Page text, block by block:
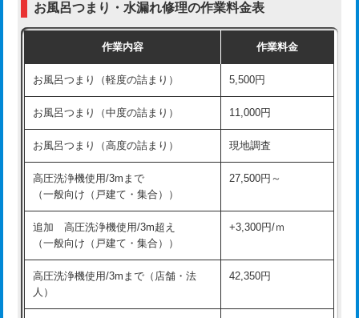
交換・取付（普通便座） 11,000円+材料費
交換・取付（温水洗浄便座） 16,500円+材料費
交換・取付(単水栓（壁付・デッキ
式）)
13,200円+材料費
交換・取付(混合水栓（壁付・デッキ
式・ワンホール）)
16,500円+材料費
交換・取付(排水栓・排水トラップ
（P/S/ポップアップ））
22,000円+材料費
交換・取付（その他部品） 11,000円+材料費
持込商品取付（単水栓） 13,200円
持込商品取付（混合水栓）
お風呂つまり・水漏れ修理の作業料金表
作業内容 作業料金
お風呂つまり（軽度の詰まり） 5,500円
お風呂つまり（中度の詰まり） 11,000円
お風呂つまり（高度の詰まり） 現地調査
高圧洗浄機使用/3mまで
（一般向け（戸建て・集合））
27,500円～
追加 高圧洗浄機使用/3m超え
（一般向け（戸建て・集合））
+3,300円/ｍ
高圧洗浄機使用/3mまで（店舗・法
人）
42,350円